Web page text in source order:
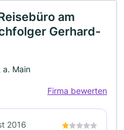
am
Gerhard-
Main
Firma bewerten
2016